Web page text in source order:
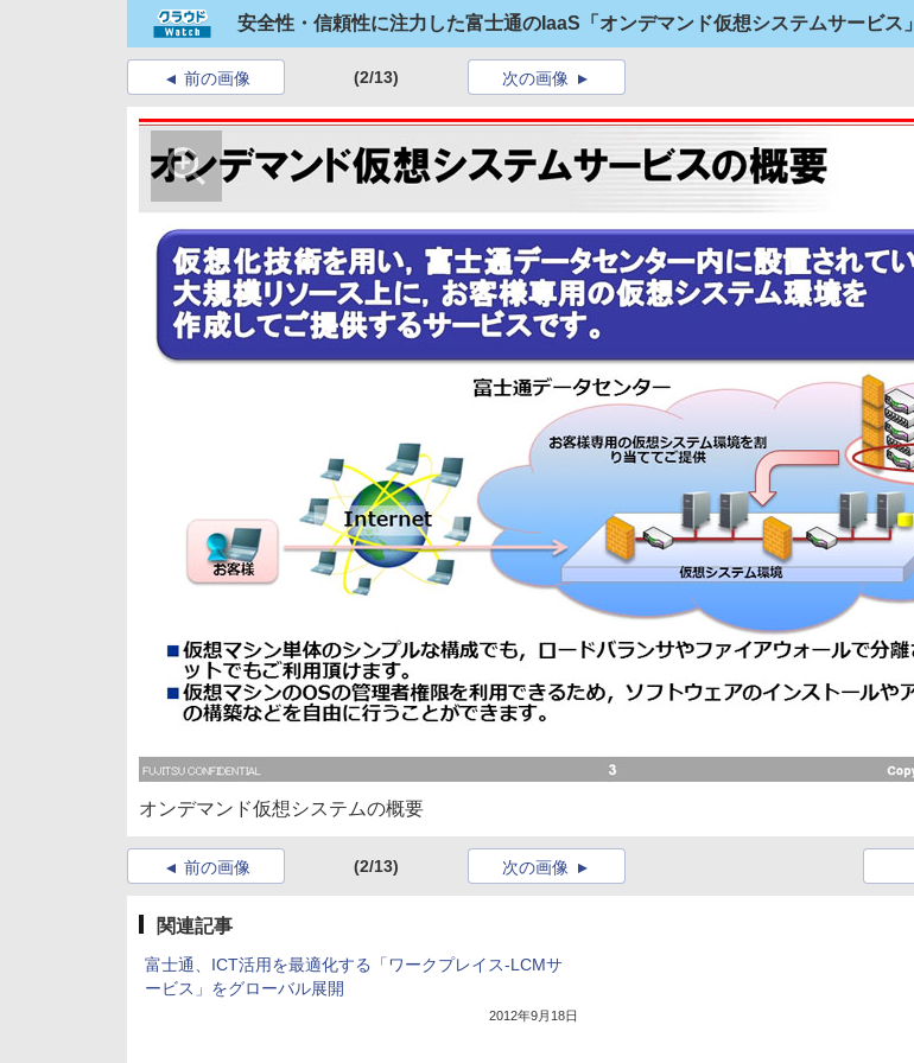
安全性・信頼性に注力した富士通のIaaS「オンデマンド仮想システムサービス」
前の画像 (2/13) 次の画像
オンデマンド仮想システムの概要
前の画像 (2/13) 次の画像
関連記事
富士通、ICT活用を最適化する「ワークプレイス-LCMサ
ービス」をグローバル展開
2012年9月18日